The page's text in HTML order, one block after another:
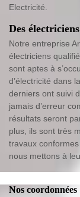
Electricité.
Des
Notre entreprise
électriciens
sont aptes à
d’électricité dans
derniers ont suivi
jamais d’erreur
résultats seront
plus, ils sont très
travaux
nous mettons à
Nos coordonnées